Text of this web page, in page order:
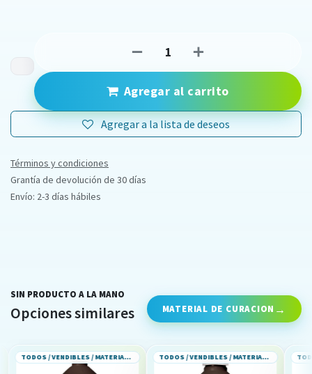
Agregar al carrito
Agregar a la lista de deseos
Términos y condiciones
Grantía de devolución de 30 días
Envío: 2-3 días hábiles
SIN PRODUCTO A LA MANO
Opciones similares MATERIAL DE CURACION
TODOS / VENDIBLES / MATERIAL DE CURACION TODOS / VENDIBLES / MATERIAL DE CURACION